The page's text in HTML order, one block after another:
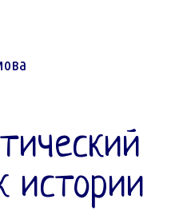
истории